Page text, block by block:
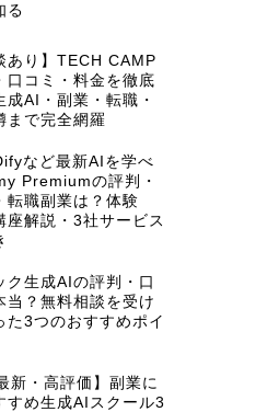
る
あり】TECH CAMP
口コミ・料金を徹底
成AI・副業・転職・
まで完全網羅
など最新AIを学べ
Premiumの評判・
転職副業は？体験
座解説・3社サービス
ク生成AIの評判・口
当？無料相談を受け
た3つのおすすめポイ
新・高評価】副業に
すめ生成AIスクール3